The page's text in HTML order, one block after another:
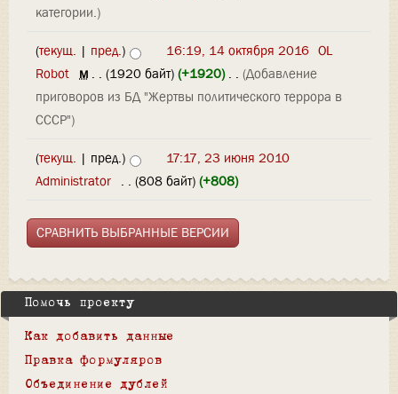
категории.)
(текущ. | пред.) 16:19, 14 октября 2016 OL
Robot ‎м . . (1920 байт) (+1920)‎ . . (Добавление
приговоров из БД "Жертвы политического террора в
СССР")
(текущ. | пред.)
17:17, 23 июня 2010
Administrator . . (808 байт) (+808)
Помочь проекту
Как добавить данные
Правка формуляров
Объединение дублей